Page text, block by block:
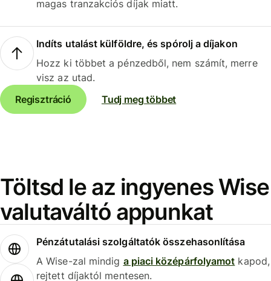
magas tranzakciós díjak miatt.
Indíts utalást külföldre, és spórolj a díjakon
Hozz ki többet a pénzedből, nem számít, merre
visz az utad.
Regisztráció
Tudj meg többet
Töltsd le az ingyenes Wise
valutaváltó appunkat
Pénzátutalási szolgáltatók összehasonlítása
A Wise-zal mindig a piaci középárfolyamot kapod,
rejtett díjaktól mentesen.